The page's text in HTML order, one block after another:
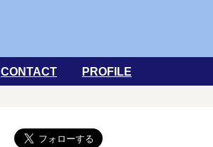
CONTACT PROFILE